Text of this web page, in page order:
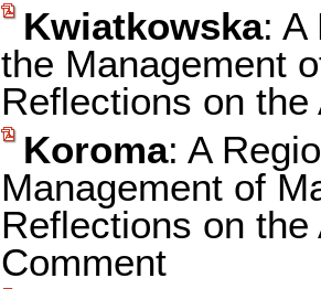
Kwiatkowska: A
the Management
Reflections on
Koroma: A
Management of
Reflections on
Comment